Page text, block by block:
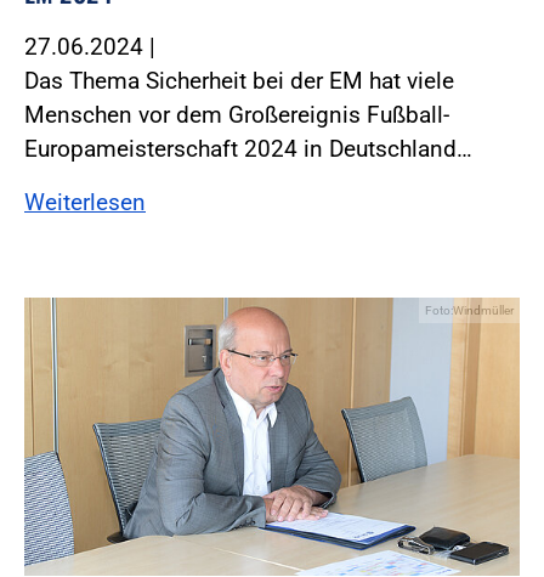
27.06.2024 |
Das Thema Sicherheit bei der EM hat viele
Menschen vor dem Großereignis Fußball-
Europameisterschaft 2024 in Deutschland…
Weiterlesen
Foto:Windmüller